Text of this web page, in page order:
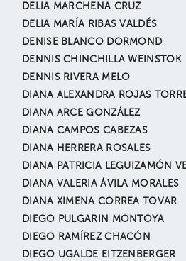
DELIA MARCHENA CRUZ
DELIA MARÍA RIBAS VALDÉS
DENISE BLANCO DORMOND
DENNIS CHINCHILLA WEINSTOK
DENNIS RIVERA MELO
DIANA ALEXANDRA ROJAS
DIANA ARCE GONZÁLEZ
DIANA CAMPOS CABEZAS
DIANA HERRERA ROSALES
DIANA PATRICIA LEGUIZAMÓN
DIANA VALERIA ÁVILA MORALES
DIANA XIMENA CORREA TOVAR
DIEGO PULGARIN MONTOYA
DIEGO RAMÍREZ CHACÓN
DIEGO UGALDE EITZENBERGER